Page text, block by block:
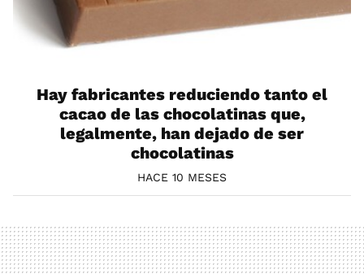
Hay fabricantes reduciendo tanto el
cacao de las chocolatinas que,
legalmente, han dejado de ser
chocolatinas
HACE 10 MESES